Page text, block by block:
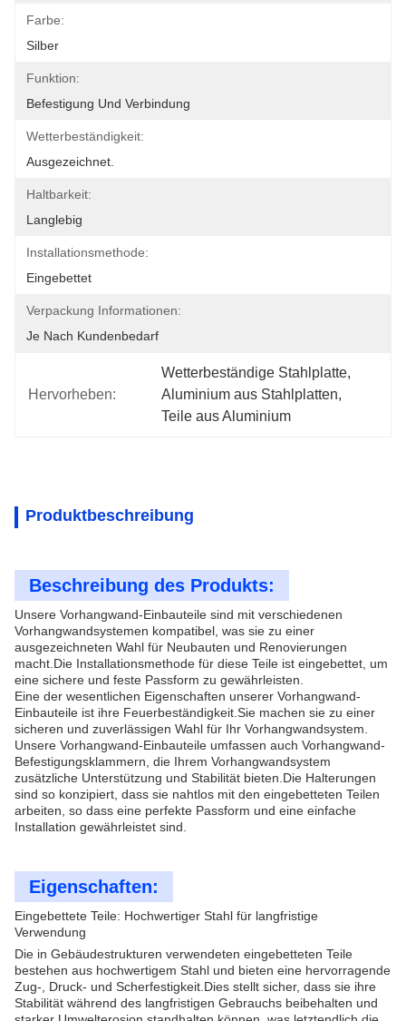
Farbe:
Silber
Funktion:
Befestigung Und Verbindung
Wetterbeständigkeit:
Ausgezeichnet.
Haltbarkeit:
Langlebig
Installationsmethode:
Eingebettet
Verpackung Informationen:
Je Nach Kundenbedarf
Hervorheben:
Wetterbeständige Stahlplatte,
Aluminium aus Stahlplatten,
Teile aus Aluminium
Produktbeschreibung
Beschreibung des Produkts:
Unsere Vorhangwand-Einbauteile sind mit verschiedenen
Vorhangwandsystemen kompatibel, was sie zu einer
ausgezeichneten Wahl für Neubauten und Renovierungen
macht.Die Installationsmethode für diese Teile ist eingebettet, um
eine sichere und feste Passform zu gewährleisten.
Eine der wesentlichen Eigenschaften unserer Vorhangwand-
Einbauteile ist ihre Feuerbeständigkeit.Sie machen sie zu einer
sicheren und zuverlässigen Wahl für Ihr Vorhangwandsystem.
Unsere Vorhangwand-Einbauteile umfassen auch Vorhangwand-
Befestigungsklammern, die Ihrem Vorhangwandsystem
zusätzliche Unterstützung und Stabilität bieten.Die Halterungen
sind so konzipiert, dass sie nahtlos mit den eingebetteten Teilen
arbeiten, so dass eine perfekte Passform und eine einfache
Installation gewährleistet sind.
Eigenschaften:
Eingebettete Teile: Hochwertiger Stahl für langfristige
Verwendung
Die in Gebäudestrukturen verwendeten eingebetteten Teile
bestehen aus hochwertigem Stahl und bieten eine hervorragende
Zug-, Druck- und Scherfestigkeit.Dies stellt sicher, dass sie ihre
Stabilität während des langfristigen Gebrauchs beibehalten und